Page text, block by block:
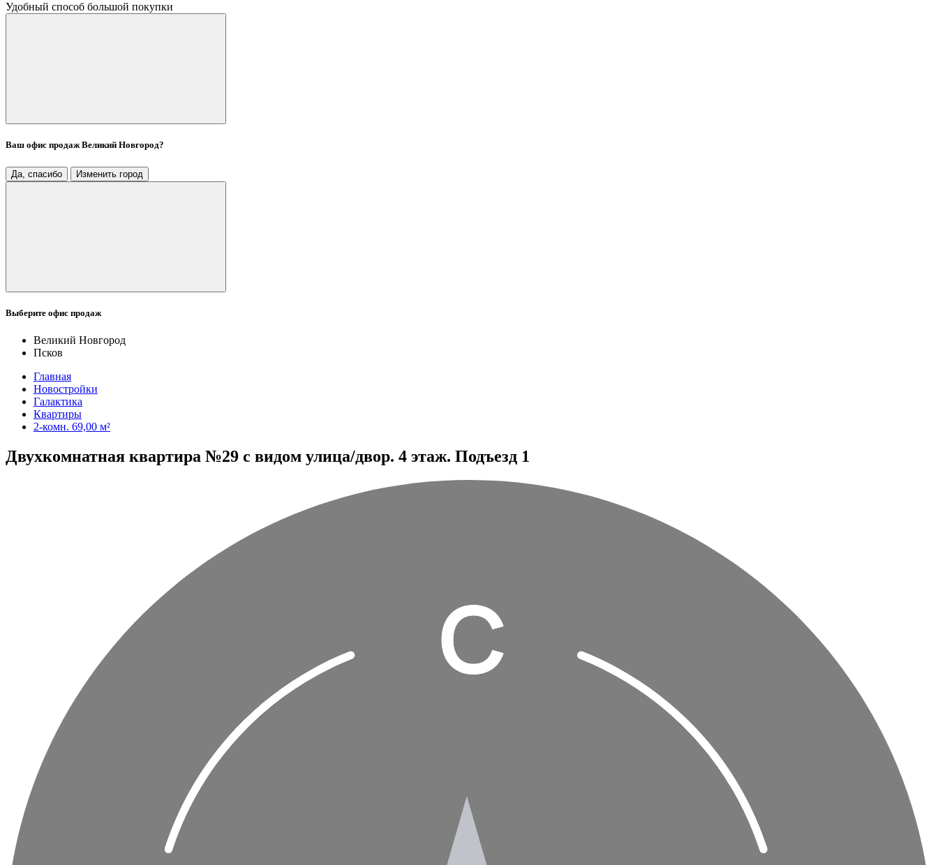
Удобный способ большой покупки
Ваш офис продажВеликий Новгород?
Да, спасибо Изменить город
Выберите офис продаж
Великий Новгород
Псков
Главная
Новостройки
Галактика
Квартиры
2-комн. 69,00 м²
Двухкомнатная квартира №29 с видом улица/двор. 4 этаж. Подъезд 1